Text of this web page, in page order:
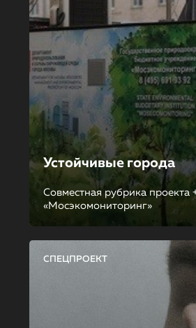
Устойчивые города
Совместная рубрика проекта
«Мосэкомониторинг»
СПЕЦПРОЕКТ